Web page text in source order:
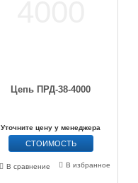
Цепь ПРД-38-4000
Уточните цену у менеджера
СТОИМОСТЬ
В избранное
В сравнение